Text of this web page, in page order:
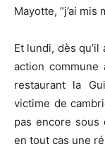
Mayotte, “j’ai mis
Et lundi, dès
action commune
restaurant la
victime de
pas encore sous
en tout cas une